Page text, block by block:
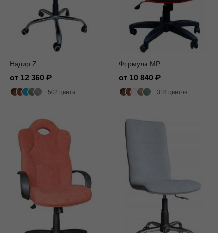
Надир Z
от 12 360
502 цвета
Формула MP
от 10 840
318 цветов